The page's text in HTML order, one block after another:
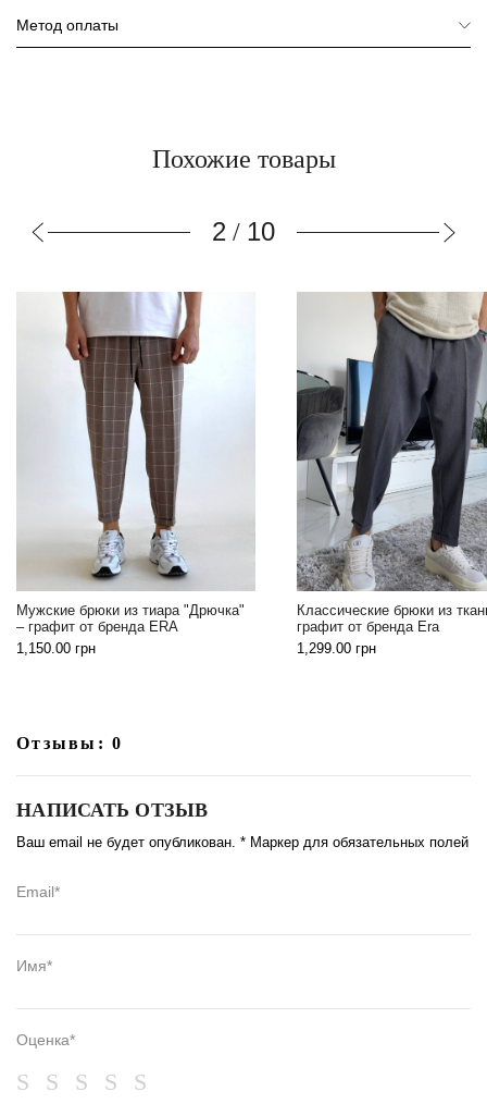
Юбки
Метод оплаты
Похожие товары
2 / 10
Мужские брюки из тиара "Дрючка"
– графит от бренда ERA
1,150.00 грн
Классические брюки из
графит от бренда Era
1,299.00 грн
Отзывы: 0
НАПИСАТЬ ОТЗЫВ
Ваш email не будет опубликован. * Маркер для обязательных полей
Email*
Имя*
Оценка*